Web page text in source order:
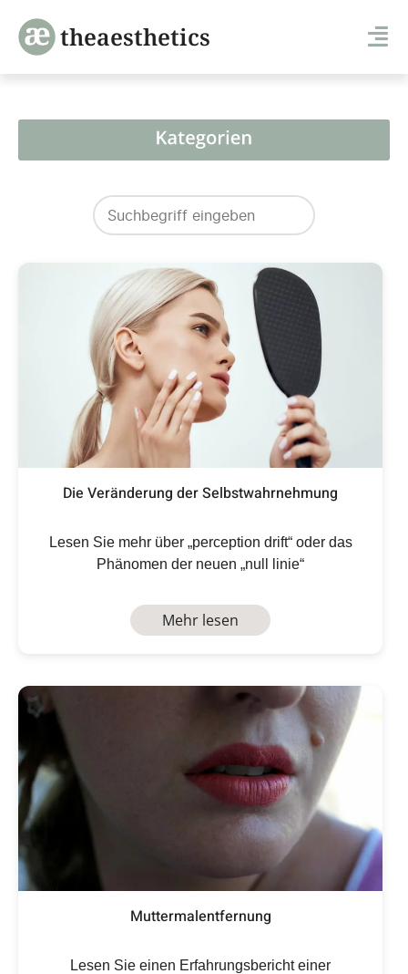
theaesthetics
Search
for:
Die Veränderung der Selbstwahrnehmung
Lesen Sie mehr über „perception drift“ oder das
Phänomen der neuen „null linie“
Mehr lesen
Muttermalentfernung
Lesen Sie einen Erfahrungsbericht einer